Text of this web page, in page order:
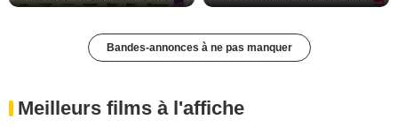
Bandes-annonces à ne pas manquer
Meilleurs films à l'affiche